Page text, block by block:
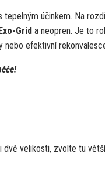
účinkem. Na
Grid a neopren. Je to
efektivní
dvě velikosti, zvolte tu